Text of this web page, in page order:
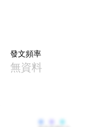
發文頻率
無資料